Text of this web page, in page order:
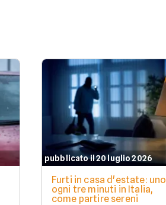
pubblicato il 20 luglio 2026
Furti in casa d'estate: uno
ogni tre minuti in Italia,
come partire sereni